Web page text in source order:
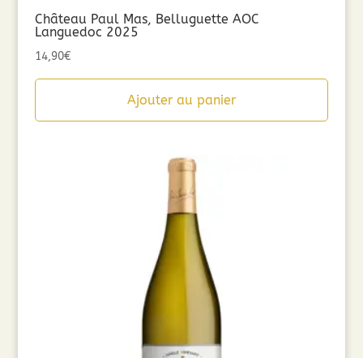
Château Paul Mas, Belluguette AOC
Languedoc 2025
14,90€
Ajouter au panier